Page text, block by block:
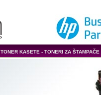
TONER KASETE - TONERI ZA